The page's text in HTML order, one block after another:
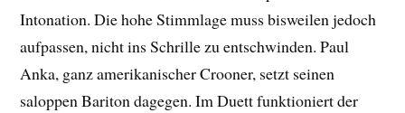
Intonation. Die hohe Stimmlage muss bisweilen jedoch
aufpassen, nicht ins Schrille zu entschwinden. Paul
Anka, ganz amerikanischer Crooner, setzt seinen
saloppen Bariton dagegen. Im Duett funktioniert der